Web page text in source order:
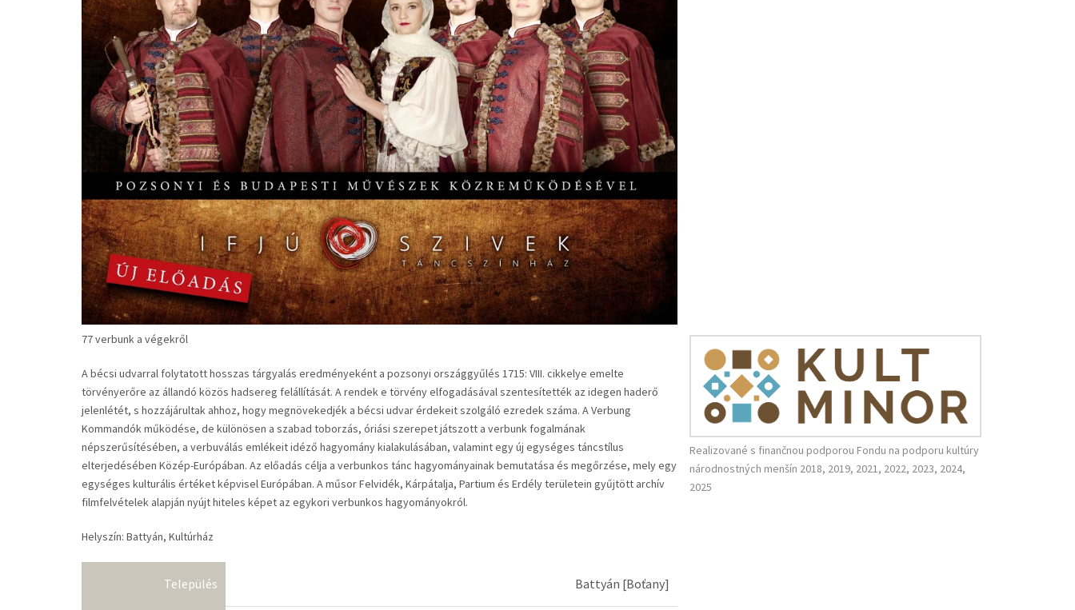
77 verbunk a végekről
A bécsi udvarral folytatott hosszas tárgyalás eredményeként a pozsonyi országgyűlés 1715: VIII. cikkelye emelte
törvényerőre az állandó közös hadsereg felállítását. A rendek e törvény elfogadásával szentesítették az idegen haderő
jelenlétét, s hozzájárultak ahhoz, hogy megnövekedjék a bécsi udvar érdekeit szolgáló ezredek száma. A Verbung
Kommandók működése, de különösen a szabad toborzás, óriási szerepet játszott a verbunk fogalmának
népszerűsítésében, a verbuválás emlékeit idéző hagyomány kialakulásában, valamint egy új egységes táncstílus
elterjedésében Közép-Európában. Az előadás célja a verbunkos tánc hagyományainak bemutatása és megőrzése, mely egy
egységes kulturális értéket képvisel Európában. A műsor Felvidék, Kárpátalja, Partium és Erdély területein gyűjtött archív
filmfelvételek alapján nyújt hiteles képet az egykori verbunkos hagyományokról.
Helyszín: Battyán, Kultúrház
Település Battyán [Boťany]
Realizované s finančnou podporou Fondu na podporu kultúry
národnostných menšín 2018, 2019, 2021, 2022, 2023, 2024,
2025